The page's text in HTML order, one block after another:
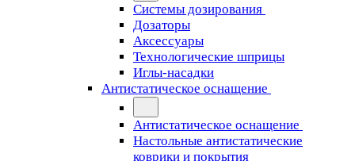
Системы дозирования
Дозаторы
Аксессуары
Технологические шприцы
Иглы-насадки
Антистатическое оснащение
Антистатическое оснащение
Настольные антистатические
коврики и покрытия